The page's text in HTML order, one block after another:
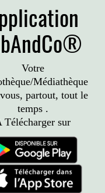
Votre
Médiathèque
partout, tout le
temps .
Télécharger sur